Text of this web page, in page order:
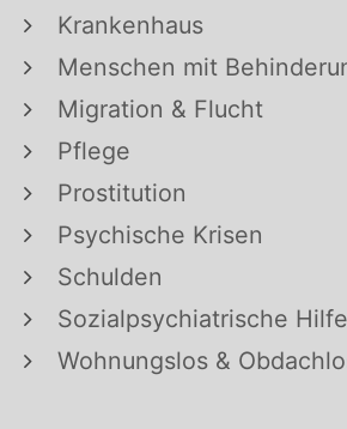
Krankenhaus
Menschen mit
Migration & Flucht
Pflege
Prostitution
Psychische Krisen
Schulden
Sozialpsychiatrische Hilfe
Wohnungslos &